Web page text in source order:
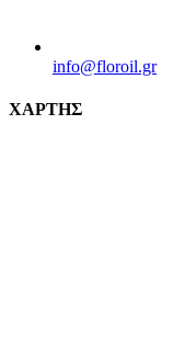
info@florοil.gr
ΧΑΡΤΗΣ